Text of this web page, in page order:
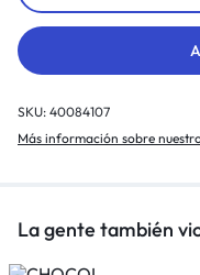
SKU: 40084107
Más información sobre
La gente también